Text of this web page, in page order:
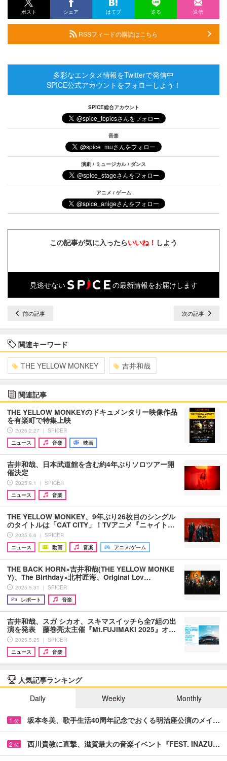
ポスト シェア はてブ 送る 送信
RSSフィードの購読はこちら
多彩なエンタメ情報をTwitterで発信中
SPICE公式アカウントをフォローしよう！
SPICE総合アカウント
音楽
演劇 / ミュージカル / ダンス
アニメ / ゲーム
この記事が気に入ったらいいね！ しよう
見逃せない の最新情報をお届けします
前の記事 次の記事
関連キーワード
THE YELLOW MONKEY 吉井和哉
関連記事
THE YELLOW MONKEYのドキュメンタリー映像作品
を有楽町で特集上映
2026.2.27 ｜ SPICER
ニュース
音楽 映画
吉井和哉、日本武道館を含む約4年ぶりソロツアー開
催決定
2025.9.1 ｜ SPICER
ニュース
音楽
THE YELLOW MONKEY、9年ぶり26枚目のシングル
のタイトルは「CAT CITY」！TVアニメ『ニャイト…
2025.6.6 ｜ SPICER
ニュース
動画 音楽 アニメ/ゲーム
THE BACK HORN×吉井和哉(THE YELLOW MONKE
Y)、The Birthday×北村匠海、Original Lov…
2025.5.31 ｜ SPICER
レポート
音楽
吉井和哉、スガ シカオ、スキマスイッチら全7組の出
演を発表 藤巻亮太主催『Mt.FUJIMAKI 2025』オ…
2025.5.25 ｜ SPICER
ニュース
音楽
人気記事ランキング
Daily
Weekly Monthly
1 位 坂本冬美、歌手生活40周年記念でおくる明治座公演のメイ…
2 位 西川貴教に直撃、滋賀最大の音楽イベント『FEST. INAZU…